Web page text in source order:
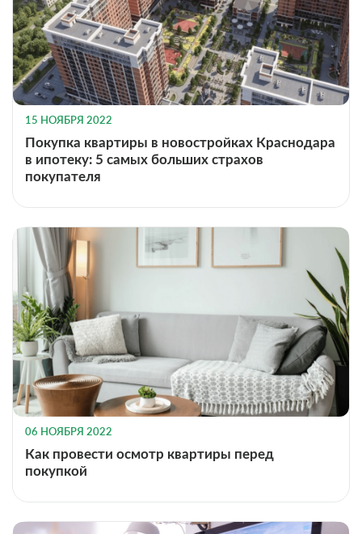
15 НОЯБРЯ 2022
Покупка квартиры в новостройках Краснодара
в ипотеку: 5 самых больших страхов
покупателя
06 НОЯБРЯ 2022
Как провести осмотр квартиры перед
покупкой